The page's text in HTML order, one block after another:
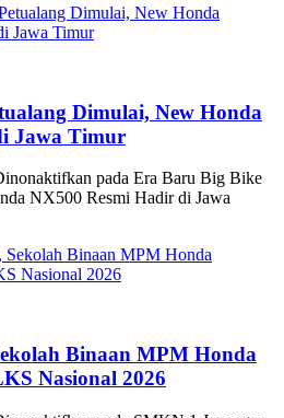
Dimulai, New Honda
Jawa Timur
pada Era Baru Big Bike
NX500 Resmi Hadir di Jawa
Binaan MPM Honda
Nasional 2026